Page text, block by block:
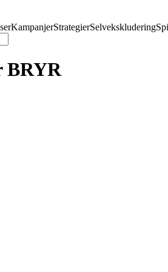
KampanjerStrategierSelvekskludering
BRYR